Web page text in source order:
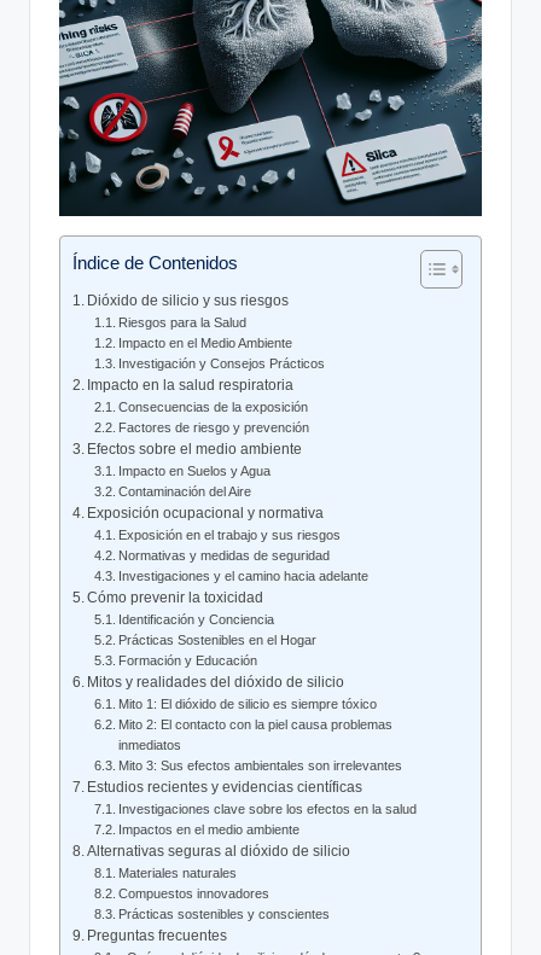
Índice de Contenidos
Dióxido de silicio y sus riesgos
Riesgos ‍para la Salud
Impacto en el Medio ⁢Ambiente
Investigación y Consejos Prácticos
Impacto en la salud ‌respiratoria
Consecuencias de ⁤la exposición
Factores⁣ de riesgo y prevención
Efectos ​sobre el medio ambiente
Impacto en‌ Suelos y ​Agua
Contaminación del⁤ Aire
Exposición ocupacional‌ y normativa
Exposición ⁢en el trabajo y⁢ sus riesgos
Normativas y medidas de ​seguridad
Investigaciones y el camino hacia​ adelante
Cómo prevenir ⁤la toxicidad
Identificación⁤ y Conciencia
Prácticas Sostenibles en el‍ Hogar
Formación y‌ Educación
Mitos y ‍realidades ⁣del dióxido de silicio
Mito ⁢1: El dióxido de silicio es siempre tóxico
Mito 2: El contacto con la piel causa ⁤problemas
inmediatos
Mito 3:⁤ Sus efectos ambientales son irrelevantes
Estudios recientes y evidencias científicas
Investigaciones clave sobre los efectos ‌en la salud
Impactos en el medio ambiente
Alternativas seguras al dióxido de silicio
Materiales naturales
Compuestos innovadores
Prácticas sostenibles y conscientes
Preguntas frecuentes